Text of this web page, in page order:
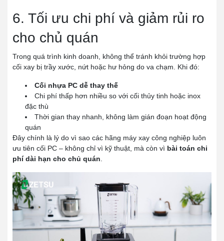
6. Tối ưu chi phí và giảm rủi ro
cho chủ quán
Trong quá trình kinh doanh, không thể tránh khỏi trường hợp
cối xay bị trầy xước, nứt hoặc hư hỏng do va chạm. Khi đó:
Cối nhựa PC dễ thay thế
Chi phí thấp hơn nhiều so với cối thủy tinh hoặc inox
đặc thù
Thời gian thay nhanh, không làm gián đoạn hoạt động
quán
Đây chính là lý do vì sao các hãng máy xay công nghiệp luôn
ưu tiên cối PC – không chỉ vì kỹ thuật, mà còn vì bài toán chi
phí dài hạn cho chủ quán.